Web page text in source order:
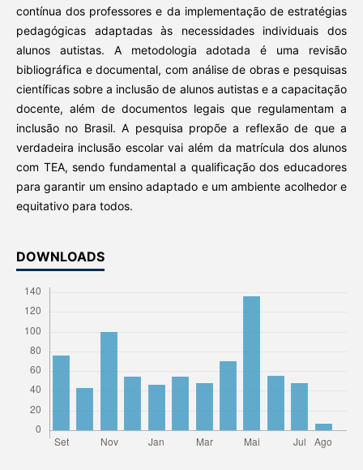
contínua dos professores e da implementação de estratégias
pedagógicas adaptadas às necessidades individuais dos
alunos autistas. A metodologia adotada é uma revisão
bibliográfica e documental, com análise de obras e pesquisas
científicas sobre a inclusão de alunos autistas e a capacitação
docente, além de documentos legais que regulamentam a
inclusão no Brasil. A pesquisa propõe a reflexão de que a
verdadeira inclusão escolar vai além da matrícula dos alunos
com TEA, sendo fundamental a qualificação dos educadores
para garantir um ensino adaptado e um ambiente acolhedor e
equitativo para todos.
DOWNLOADS